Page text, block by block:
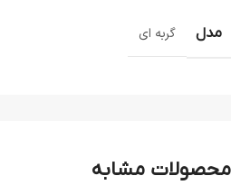
مدل گربه ای
محصولات مشابه